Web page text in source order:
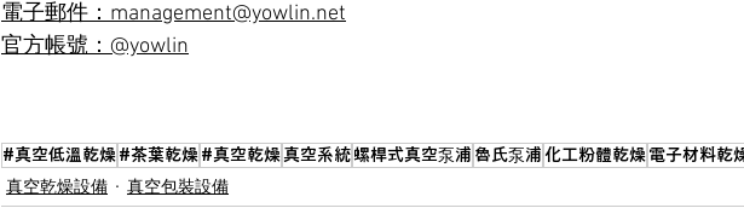
電子郵件：management@yowlin.net
官方帳號：@yowlin
#真空低溫乾燥 #茶葉乾燥 #真空乾燥真空系統 螺桿式真空泵浦 魯氏泵浦 化工粉體乾燥 電子材料乾
真空乾燥設備 真空包裝設備